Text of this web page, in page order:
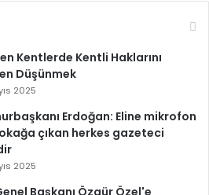
Kentlerde Kentli Haklarını
Düşünmek
2025
Erdoğan: Eline mikrofon
çıkan herkes gazeteci
2025